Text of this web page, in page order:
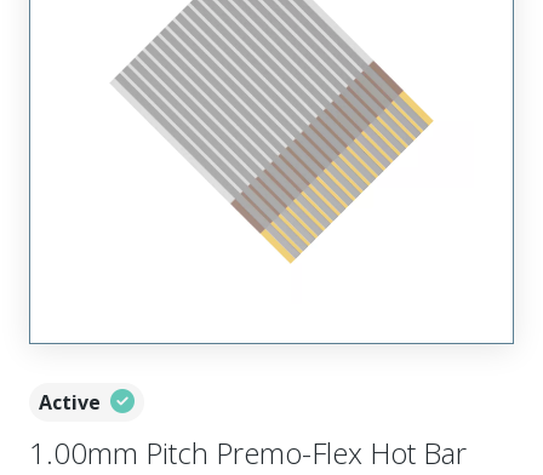
Active
1.00mm Pitch Premo-Flex Hot Bar